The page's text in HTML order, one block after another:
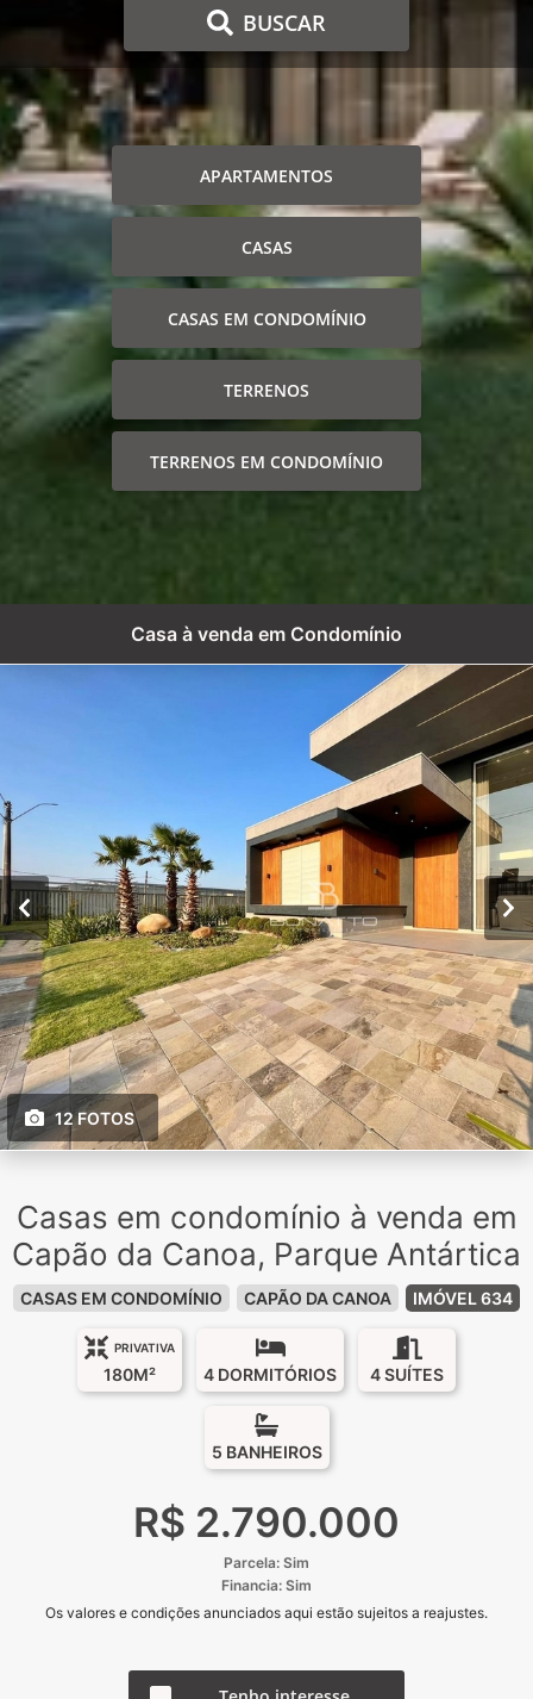
BUSCAR
APARTAMENTOS
CASAS
CASAS EM CONDOMÍNIO
TERRENOS
TERRENOS EM CONDOMÍNIO
Casa à venda em Condomínio
12 FOTOS
Casas em condomínio à venda em
Capão da Canoa, Parque Antártica
CASAS EM CONDOMÍNIO CAPÃO DA CANOA IMÓVEL 634
PRIVATIVA
180M² 4 DORMITÓRIOS 4 SUÍTES
5 BANHEIROS
R$ 2.790.000
Parcela: Sim
Financia: Sim
Os valores e condições anunciados aqui estão sujeitos a reajustes.